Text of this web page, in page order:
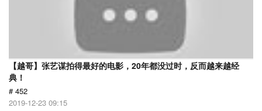
【越哥】张艺谋拍得最好的电影，20年都没过时，反而越来越经
典！
# 452
2019-12-23 09:15